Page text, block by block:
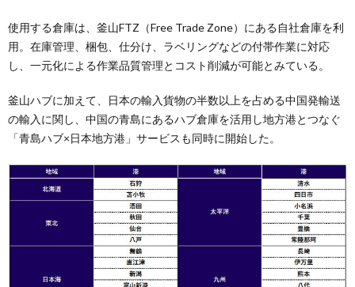
使用する倉庫は、釜山FTZ（Free Trade Zone）にある自社倉庫を利
用。在庫管理、梱包、仕分け、ラベリングなどの付帯作業に対応
し、一元化による作業品質管理とコスト削減が可能とみている。
釜山ハブに加えて、日本の輸入貨物の半数以上を占める中国発輸送
の輸入に関し、中国の青島にあるハブ倉庫を活用し地方港とつなぐ
「青島ハブ×日本地方港」サービスも同時に開始した。